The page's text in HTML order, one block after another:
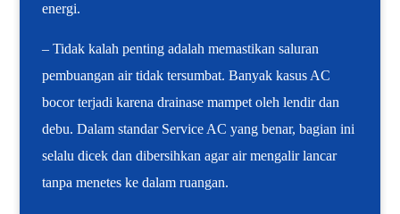
energi.
– Tidak kalah penting adalah memastikan saluran
pembuangan air tidak tersumbat. Banyak kasus AC
bocor terjadi karena drainase mampet oleh lendir dan
debu. Dalam standar Service AC yang benar, bagian ini
selalu dicek dan dibersihkan agar air mengalir lancar
tanpa menetes ke dalam ruangan.